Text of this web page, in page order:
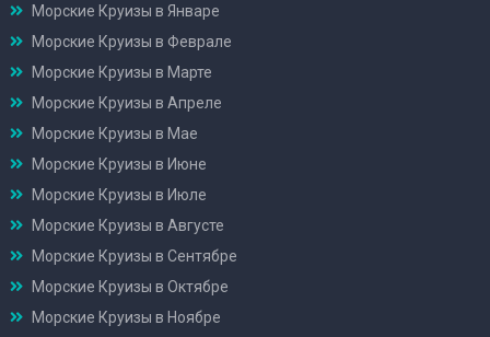
Морские Круизы в Январе
Морские Круизы в Феврале
Морские Круизы в Марте
Морские Круизы в Апреле
Морские Круизы в Мае
Морские Круизы в Июне
Морские Круизы в Июле
Морские Круизы в Августе
Морские Круизы в Сентябре
Морские Круизы в Октябре
Морские Круизы в Ноябре